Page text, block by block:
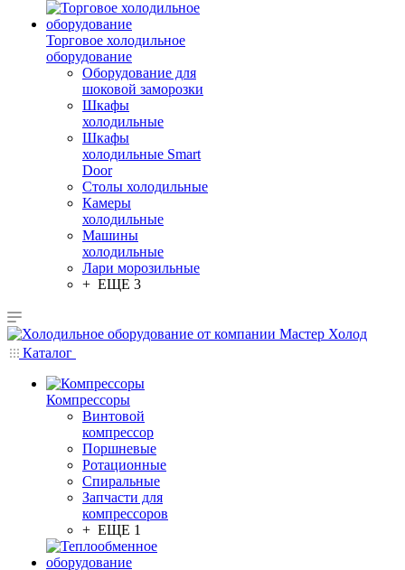
Торговое холодильное
оборудование
Оборудование для
шоковой заморозки
Шкафы
холодильные
Шкафы
холодильные Smart
Door
Столы холодильные
Камеры
холодильные
Машины
холодильные
Лари морозильные
+ ЕЩЕ 3
Каталог
Компрессоры
Винтовой
компрессор
Поршневые
Ротационные
Спиральные
Запчасти для
компрессоров
+ ЕЩЕ 1